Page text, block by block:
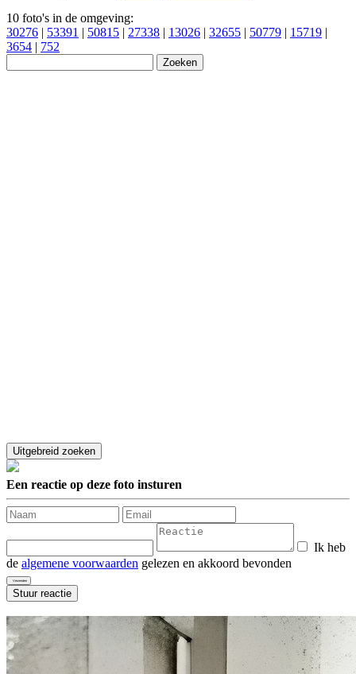
10 foto's in de omgeving:
30276 | 53391 | 50815 | 27338 | 13026 | 32655 | 50779 | 15719 |
3654 | 752
Een reactie op deze foto insturen
Ik heb
de algemene voorwaarden gelezen en akkoord bevonden